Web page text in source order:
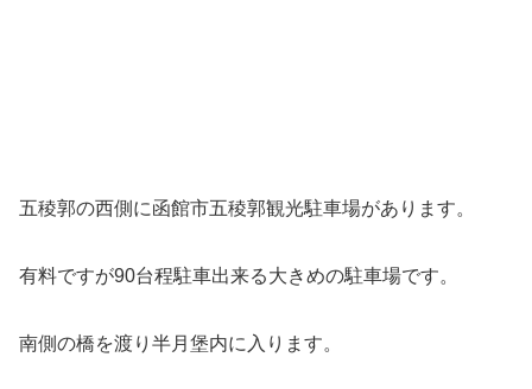
五稜郭の西側に函館市五稜郭観光駐車場があります。
有料ですが90台程駐車出来る大きめの駐車場です。
南側の橋を渡り半月堡内に入ります。